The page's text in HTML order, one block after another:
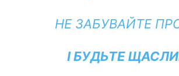
НЕ ЗАБУВАЙТЕ
І БУДЬТЕ